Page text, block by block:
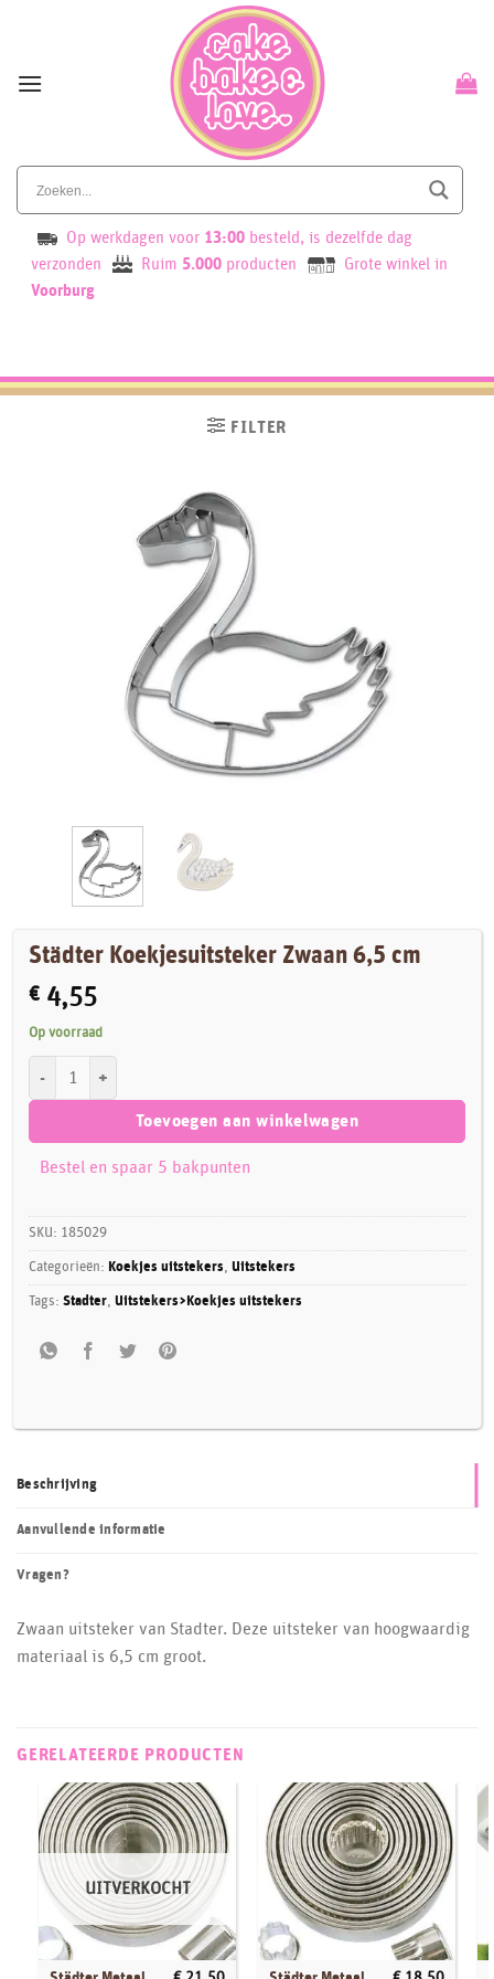
Op werkdagen voor 13:00 besteld, is dezelfde dag
verzonden
Ruim 5.000 producten
Grote winkel in
Voorburg
FILTER
Städter Koekjesuitsteker Zwaan 6,5 cm
€ 4,55
Op voorraad
Toevoegen aan winkelwagen
Bestel en spaar 5 bakpunten
SKU: 185029
Categorieën: Koekjes uitstekers,Uitstekers
Tags:Stadter,Uitstekers>Koekjes uitstekers
Beschrijving
Aanvullende informatie
Vragen?
Zwaan uitsteker van Stadter. Deze uitsteker van hoogwaardig
materiaal is 6,5 cm groot.
GERELATEERDE PRODUCTEN
UITVERKOCHT